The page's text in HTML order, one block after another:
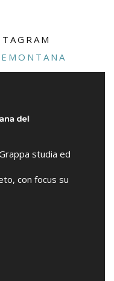
studia ed
con focus su